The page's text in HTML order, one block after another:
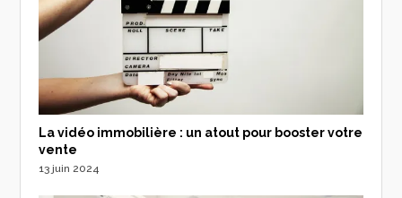
La vidéo immobilière : un atout pour booster votre
vente
13 juin 2024